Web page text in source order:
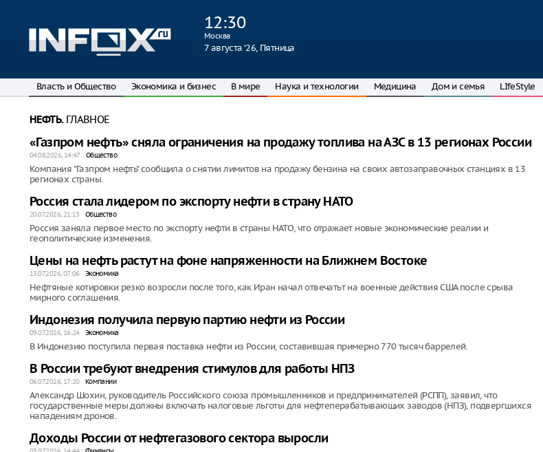
12:30
Москва
7 августа ‘26, Пятница
Власть и Общество Экономика и бизнес В мире Наука и технологии Медицина Дом и семья LIfeStyle
НЕФТЬ.ГЛАВНОЕ
«Газпром нефть» сняла ограничения на продажу топлива на АЗС в 13 регионах России
04.08.2026, 14:47 Общество
Компания "Газпром нефть" сообщила о снятии лимитов на продажу бензина на своих автозаправочных станциях в 13
регионах страны.
Россия стала лидером по экспорту нефти в страну НАТО
20.07.2026, 21:13 Общество
Россия заняла первое место по экспорту нефти в страны НАТО, что отражает новые экономические реалии и
геополитические изменения.
Цены на нефть растут на фоне напряженности на Ближнем Востоке
13.07.2026, 07:06 Экономика
Нефтяные котировки резко возросли после того, как Иран начал отвечатьт на военные действия США после срыва
мирного соглашения.
Индонезия получила первую партию нефти из России
09.07.2026, 16:24 Экономика
В Индонезию поступила первая поставка нефти из России, составившая примерно 770 тысяч баррелей.
В России требуют внедрения стимулов для работы НПЗ
06.07.2026, 17:20 Компании
Aлександр Шохин, руководитель Российского союза промышленников и предпринимателей (РСПП), заявил, что
государственные меры должны включать налоговые льготы для нефтеперабатывающих заводов (НПЗ), подвергшихся
нападениям дронов.
Доходы России от нефтегазового сектора выросли